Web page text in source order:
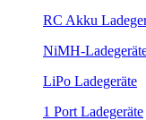
RC Akku
NiMH-
LiPo Ladegeräte
1 Port Ladegeräte